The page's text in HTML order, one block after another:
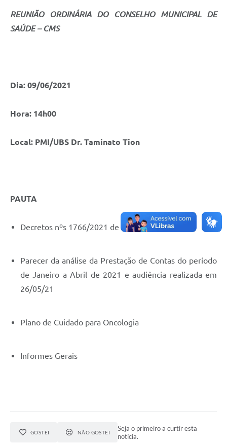
REUNIÃO ORDINÁRIA DO CONSELHO MUNICIPAL DE
SAÚDE – CMS
Dia: 09/06/2021
Hora: 14h00
Local: PMI/UBS Dr. Taminato Tion
PAUTA
Decretos nºs 1766/2021 de 31de maio de 2021
Parecer da análise da Prestação de Contas do período
de Janeiro a Abril de 2021 e audiência realizada em
26/05/21
Plano de Cuidado para Oncologia
Informes Gerais
GOSTEI NÃO GOSTEI
Seja o primeiro a curtir esta
notícia.